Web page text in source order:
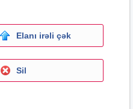
Elanı irəli çək
Sil